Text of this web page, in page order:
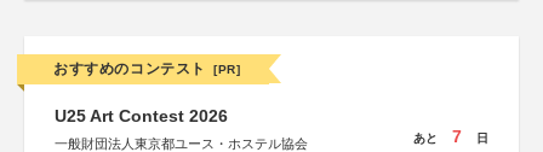
おすすめのコンテスト [PR]
U25 Art Contest 2026
一般財団法人東京都ユース・ホステル協会
あと 7 日